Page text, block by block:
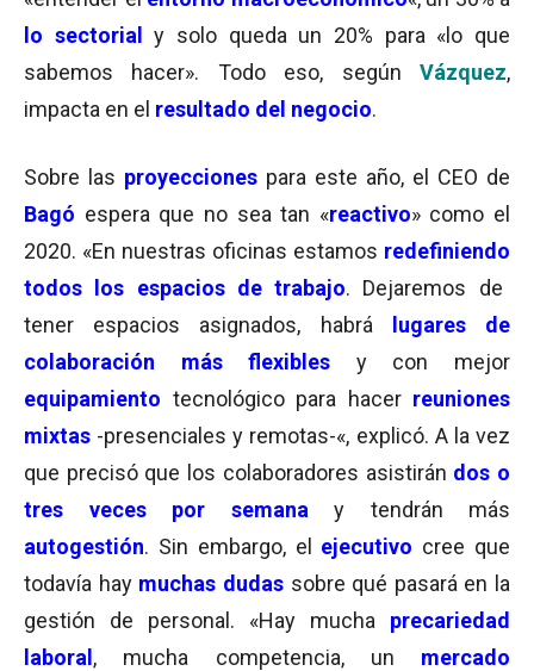
lo sectorial
y solo queda un 20% para «lo que
sabemos hacer». Todo eso, según Vázquez,
impacta en el resultado del negocio.
Sobre las proyecciones para este año, el CEO de
Bagó espera que no sea tan «reactivo» como el
2020. «En nuestras oficinas estamos redefiniendo
todos los espacios de trabajo. Dejaremos de
tener espacios asignados, habrá
lugares de
colaboración más flexibles
y con mejor
equipamiento tecnológico para hacerreuniones
mixtas -presenciales y remotas-«, explicó. A la vez
que precisó que los colaboradores asistirán dos o
tres veces por semana y tendrán más
autogestión. Sin embargo, el ejecutivo cree que
todavía hay muchas dudassobre qué pasará en la
gestión de personal. «Hay mucha precariedad
laboral , mucha competencia, un mercado